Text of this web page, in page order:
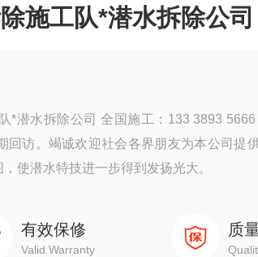
施工队*潜水拆除公司
*潜水拆除公司 全国施工：133 3893
回访。竭诚欢迎社会各界朋友为本公司提
使潜水特技进一步得到发扬光大。
有效保修
Valid Warranty
质